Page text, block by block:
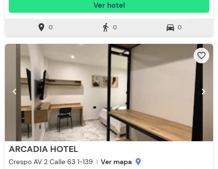
Ver hotel
location_on 0 directions_walk 0 directions_car 0
favorite_border
chevron_left chevron_right
ARCADIA HOTEL
Crespo AV 2 Calle 63 1-139 Ver mapa location_on